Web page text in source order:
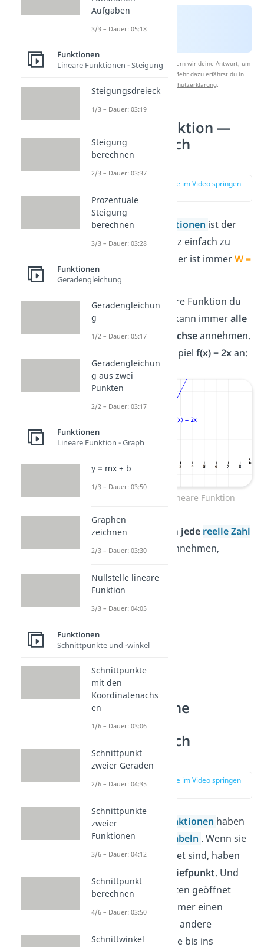
Nach Beantwortung speichern wir deine Antwort, um
Studyflix zu verbessern. Mehr dazu erfährst du in
Datenschutzerklärung.
Lineare Funktion —
Wertebereich
bestimmen
zur Stelle im Video springen
Beilinearen Funktionen ist der
Wertebereich ganz einfach zu
bestimmen, denn er ist immerW =
R.
Egal, welche lineare Funktion du
nämlich hast, sie kann immeralle
Werte auf der y-Achseannehmen.
Schau dir das Beispielf(x) = 2xan:
Wertebereich lineare Funktion
Die Funktion kann jede reelle Zahl
auf der y-Achse annehmen,
Quadratische
Funktion —
Wertebereich
bestimmen
zur Stelle im Video springen
Quadratische Funktionen haben
die Form von
Parabeln . Wenn sie
nach oben geöffnet sind, haben
Tiefpunkt. Und
wenn sie nach unten geöffnet
sind, haben sie immer einen
. In die andere
Richtung gehen sie bis ins
Aufgaben
3/3 – Dauer: 05:18
Funktionen
Lineare Funktionen - Steigung
Steigungsdreieck
1/3 – Dauer: 03:19
Steigung
berechnen
2/3 – Dauer: 03:37
Prozentuale
Steigung
berechnen
3/3 – Dauer: 03:28
Funktionen
Geradengleichung
Geradengleichun
g
1/2 – Dauer: 05:17
Geradengleichun
g aus zwei
Punkten
2/2 – Dauer: 03:17
Funktionen
Lineare Funktion - Graph
y = mx + b
1/3 – Dauer: 03:50
Graphen
zeichnen
2/3 – Dauer: 03:30
Nullstelle lineare
Funktion
3/3 – Dauer: 04:05
Funktionen
Schnittpunkte und -winkel
Schnittpunkte
mit den
Koordinatenachs
en
1/6 – Dauer: 03:06
Schnittpunkt
zweier Geraden
2/6 – Dauer: 04:35
Schnittpunkte
zweier
Funktionen
3/6 – Dauer: 04:12
Schnittpunkt
berechnen
4/6 – Dauer: 03:50
Schnittwinkel